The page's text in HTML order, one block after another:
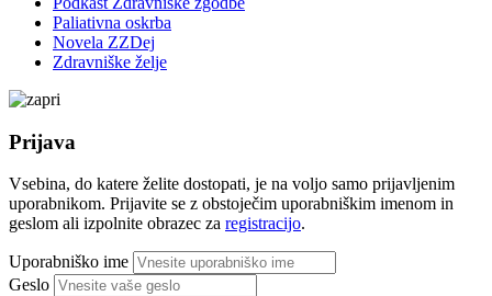
Paliativna oskrba
Novela ZZDej
Zdravniške želje
Prijava
Vsebina, do katere želite dostopati, je na voljo samo prijavljenim
uporabnikom. Prijavite se z obstoječim uporabniškim imenom in
geslom ali izpolnite obrazec za registracijo.
Uporabniško ime
Geslo